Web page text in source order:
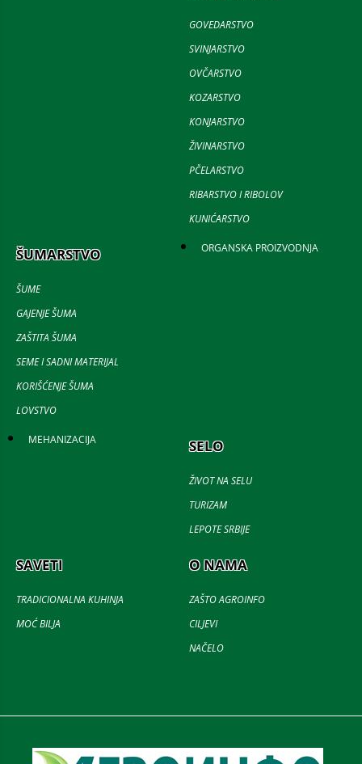
GOVEDARSTVO
SVINJARSTVO
OVČARSTVO
KOZARSTVO
KONJARSTVO
ŽIVINARSTVO
PČELARSTVO
RIBARSTVO I RIBOLOV
KUNIĆARSTVO
ŠUMARSTVO
ŠUME
GAJENJE ŠUMA
ZAŠTITA ŠUMA
SEME I SADNI MATERIJAL
KORIŠĆENJE ŠUMA
LOVSTVO
ORGANSKA PROIZVODNJA
MEHANIZACIJA SELO
ŽIVOT NA SELU
TURIZAM
LEPOTE SRBIJE
SAVETI
TRADICIONALNA KUHINJA
MOĆ BILJA
O NAMA
ZAŠTO AGROINFO
CILJEVI
NAČELO